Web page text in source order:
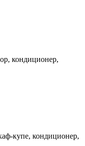
кондиционер,
купе, кондиционер,